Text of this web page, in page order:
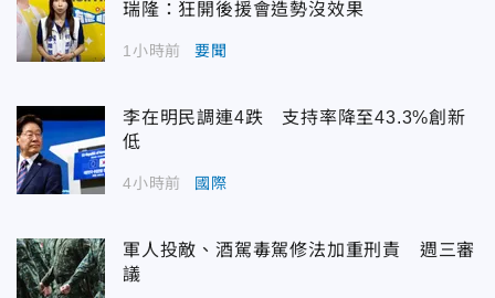
瑞隆：狂開後援會造勢沒效果
1小時前 要聞
李在明民調連4跌 支持率降至43.3%創新
低
4小時前 國際
軍人投敵、酒駕毒駕修法加重刑責 週三審
議